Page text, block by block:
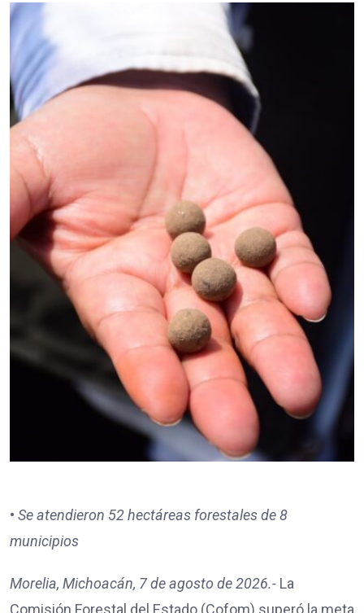
• Se atendieron 52 hectáreas forestales de 8
municipios
Morelia, Michoacán, 7 de agosto de 2026.- La
Comisión Forestal del Estado (Cofom) superó la meta